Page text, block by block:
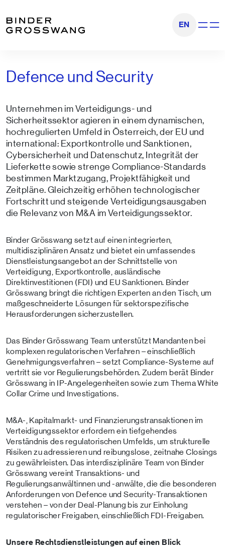
EN
Defence und Security
Unternehmen im Verteidigungs- und
Sicherheitssektor agieren in einem dynamischen,
hochregulierten Umfeld in Österreich, der EU und
international: Exportkontrolle und Sanktionen,
Cybersicherheit und Datenschutz, Integrität der
Lieferkette sowie strenge Compliance-Standards
bestimmen Marktzugang, Projektfähigkeit und
Zeitpläne. Gleichzeitig erhöhen technologischer
Fortschritt und steigende Verteidigungsausgaben
die Relevanz von M&A im Verteidigungssektor.
Binder Grösswang setzt auf einen integrierten,
multidisziplinären Ansatz und bietet ein umfassendes
Dienstleistungsangebot an der Schnittstelle von
Verteidigung, Exportkontrolle, ausländische
Direktinvestitionen (FDI) und EU Sanktionen. Binder
Grösswang bringt die richtigen Experten an den Tisch, um
maßgeschneiderte Lösungen für sektorspezifische
Herausforderungen sicherzustellen.
Das Binder Grösswang Team unterstützt Mandanten bei
komplexen regulatorischen Verfahren – einschließlich
Genehmigungsverfahren – setzt Compliance-Systeme auf
vertritt sie vor Regulierungsbehörden. Zudem berät Binder
Grösswang in IP-Angelegenheiten sowie zum Thema White
Collar Crime und Investigations.
M&A-, Kapitalmarkt- und Finanzierungstransaktionen im
Verteidigungssektor erfordern ein tiefgehendes
Verständnis des regulatorischen Umfelds, um strukturelle
Risiken zu adressieren und reibungslose, zeitnahe Closings
zu gewährleisten. Das interdisziplinäre Team von Binder
Grösswang vereint Transaktions- und
Regulierungsanwältinnen und -anwälte, die die besonderen
Anforderungen von Defence und Security-Transaktionen
verstehen – von der Deal-Planung bis zur Einholung
regulatorischer Freigaben, einschließlich FDI-Freigaben.
Unsere Rechtsdienstleistungen auf einen Blick